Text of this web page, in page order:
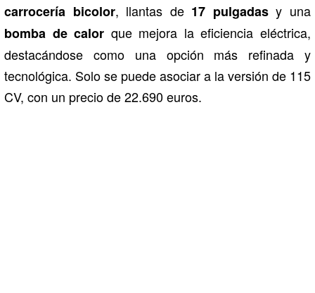
carrocería bicolor, llantas de 17 pulgadasy una
bomba de calor que mejora la eficiencia eléctrica,
destacándose como una opción más refinada y
tecnológica. Solo se puede asociar a la versión de 115
CV, con un precio de 22.690 euros.